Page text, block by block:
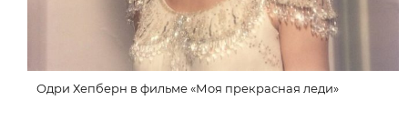
Одри Хепберн в фильме «Моя прекрасная леди»